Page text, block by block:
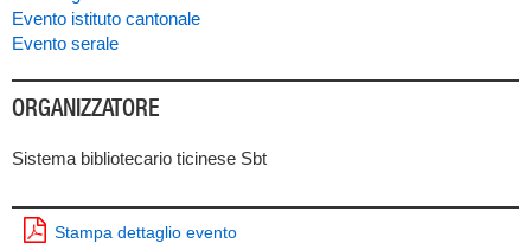
Evento istituto cantonale
Evento serale
ORGANIZZATORE
Sistema bibliotecario ticinese Sbt
Stampa dettaglio evento